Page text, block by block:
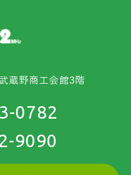
蔵野商工会館3階
0782
9090